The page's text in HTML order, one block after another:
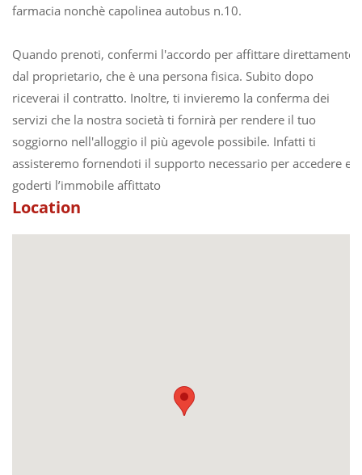
farmacia nonchè capolinea autobus n.10.
Quando prenoti, confermi l'accordo per affittare direttamente
dal proprietario, che è una persona fisica. Subito dopo
riceverai il contratto. Inoltre, ti invieremo la conferma dei
servizi che la nostra società ti fornirà per rendere il tuo
soggiorno nell'alloggio il più agevole possibile. Infatti ti
assisteremo fornendoti il supporto necessario per accedere e
goderti l’immobile affittato
Location